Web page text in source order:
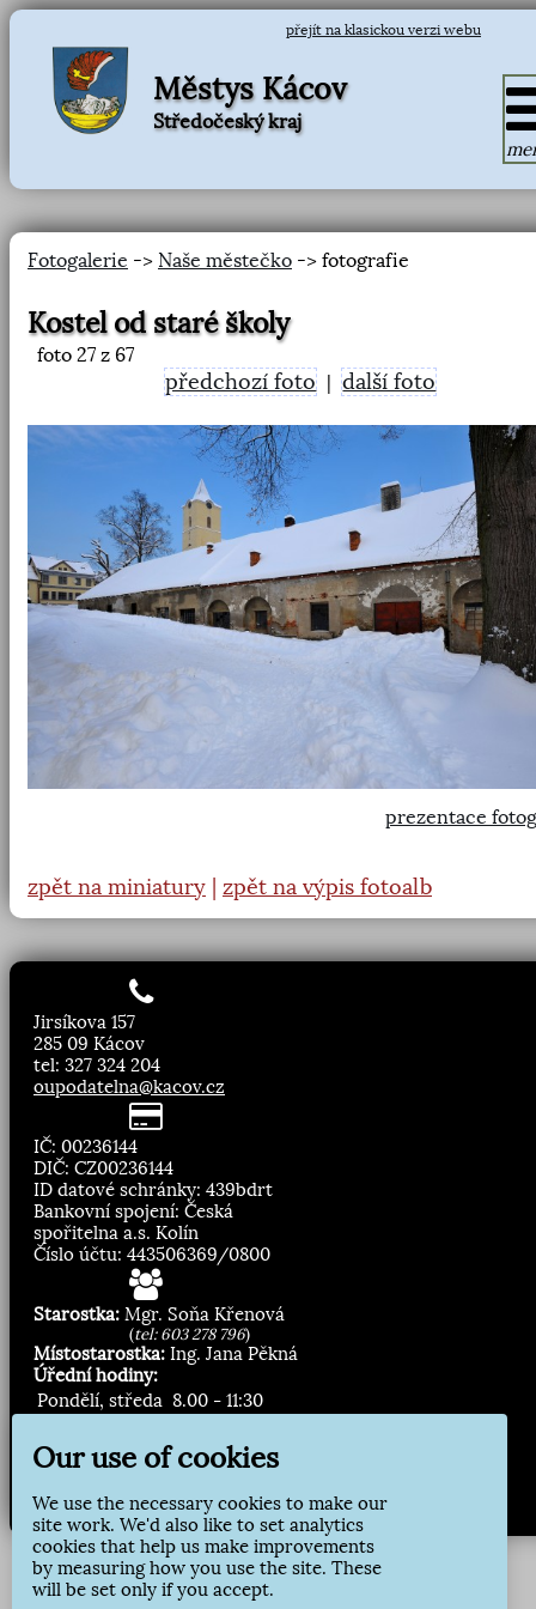
přejít na klasickou verzi webu
Městys Kácov
Středočeský kraj
Fotogalerie -> Naše městečko -> fotografie
Kostel od staré školy
foto 27 z 67
předchozí foto |další foto
prezentace
zpět na miniatury zpět na výpis fotoalb
Jirsíkova 157
285 09 Kácov
tel: 327 324 204
oupodatelna@kacov.cz
IČ: 00236144
DIČ: CZ00236144
ID datové schránky: 439bdrt
Bankovní spojení: Česká
spořitelna a.s. Kolín
Číslo účtu: 443506369/0800
Starostka: Mgr. Soňa Křenová
(tel: 603 278 796)
Místostarostka: Ing. Jana Pěkná
Úřední hodiny:
Pondělí, středa 8.00 - 11:30
Přihlásit odběr
Our use of cookies
We use the necessary cookies to make our
site work. We'd also like to set analytics
cookies that help us make improvements
by measuring how you use the site. These
will be set only if you accept.